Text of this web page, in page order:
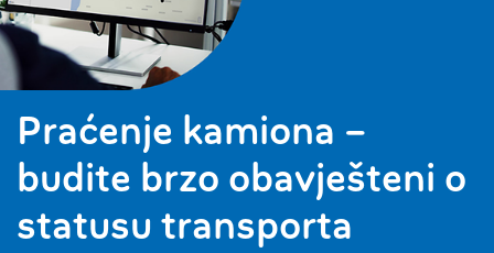
Praćenje kamiona –
budite brzo obavješteni o
statusu transporta